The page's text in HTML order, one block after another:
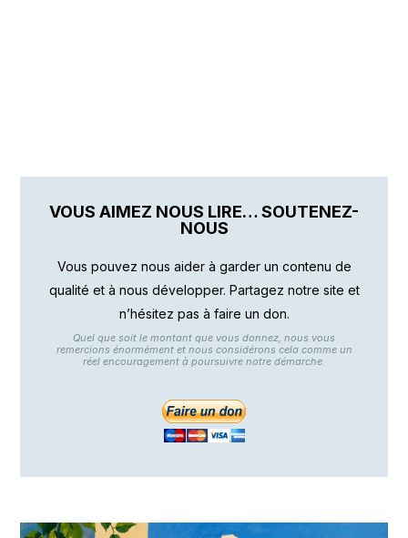
VOUS AIMEZ NOUS LIRE… SOUTENEZ-
NOUS
Vous pouvez nous aider à garder un contenu de
qualité et à nous développer. Partagez notre site et
n’hésitez pas à faire un don.
Quel que soit le montant que vous donnez, nous vous
remercions énormément et nous considérons cela comme un
réel encouragement à poursuivre notre démarche.